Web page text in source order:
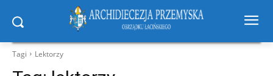
Tagi Lektorzy